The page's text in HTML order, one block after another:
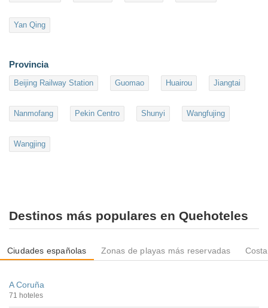
Yan Qing
Provincia
Beijing Railway Station Guomao Huairou Jiangtai
Nanmofang Pekin Centro Shunyi Wangfujing
Wangjing
Destinos más populares en Quehoteles
Ciudades españolas Zonas de playas más reservadas
A Coruña
71 hoteles